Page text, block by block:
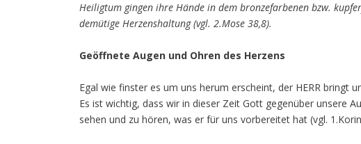
Heiligtum gingen ihre Hände in dem bronzefarbenen bzw.
demütige Herzenshaltung (vgl. 2.Mose 38,8).
Geöffnete Augen und Ohren des Herzens
Egal wie finster es um uns herum erscheint, der HERR bringt
Es ist wichtig, dass wir in dieser Zeit Gott gegenüber unsere
sehen und zu hören, was er für uns vorbereitet hat (vgl.